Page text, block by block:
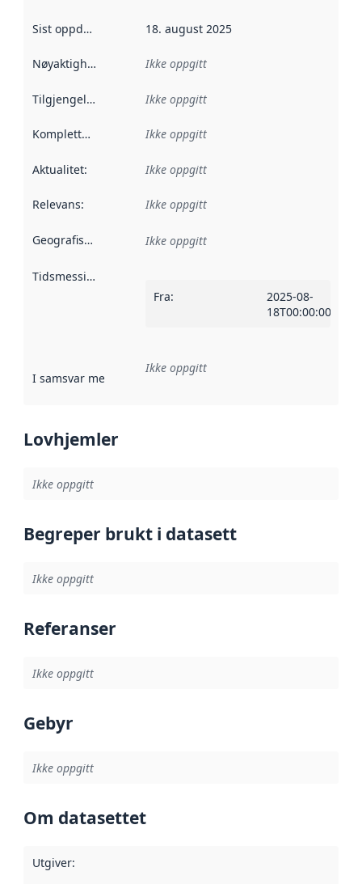
Sist oppdatert 18. august 2025
Nøyaktighet Ikke oppgitt
Tilgjengelighet Ikke oppgitt
Kompletthet Ikke oppgitt
Aktualitet: Ikke oppgitt
Relevans: Ikke oppgitt
Geografisk avgrensning :
Ikke oppgitt
Tidsmessig avgrensning
Fra:
2025-08-
18T00:00:00Z
I samsvar med Referanse til en implementasjonsregel
Ikke oppgitt
Lovhjemler
Ikke oppgitt
Begreper brukt i datasett
Ikke oppgitt
Referanser
Ikke oppgitt
Gebyr
Ikke oppgitt
Om datasettet
Utgiver: